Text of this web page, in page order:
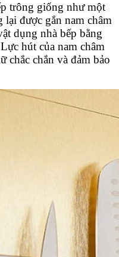
trông giống như một
được gắn nam châm
dụng nhà bếp bằng
hút của nam châm
chắc chắn và đảm bảo